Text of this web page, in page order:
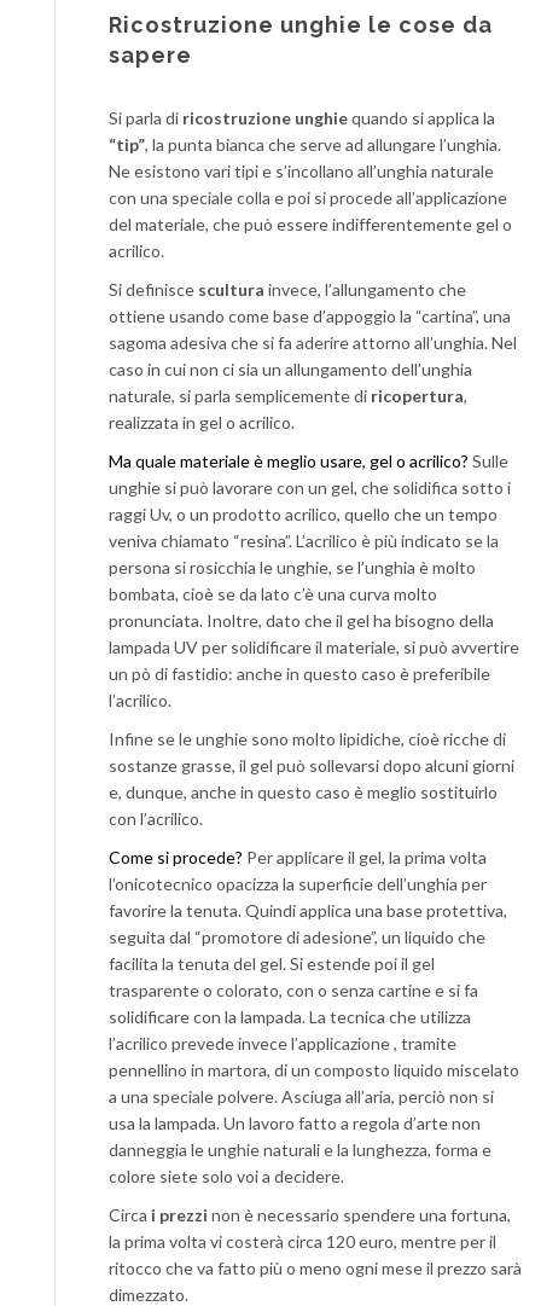
Ricostruzione unghie le cose da
sapere
Si parla di ricostruzione unghiequando si applica la
“tip”, la punta bianca che serve ad allungare l’unghia.
Ne esistono vari tipi e s’incollano all’unghia naturale
con una speciale colla e poi si procede all’applicazione
del materiale, che può essere indifferentemente gel o
acrilico.
Si definisce scultura invece, l’allungamento che
ottiene usando come base d’appoggio la “cartina”, una
sagoma adesiva che si fa aderire attorno all’unghia. Nel
caso in cui non ci sia un allungamento dell’unghia
naturale, si parla semplicemente di ricopertura,
realizzata in gel o acrilico.
Ma quale materiale è meglio usare, gel o acrilico? Sulle
unghie si può lavorare con un gel, che solidifica sotto i
raggi Uv, o un prodotto acrilico, quello che un tempo
veniva chiamato “resina”. L’acrilico è più indicato se la
persona si rosicchia le unghie, se l’unghia è molto
bombata, cioè se da lato c’è una curva molto
pronunciata. Inoltre, dato che il gel ha bisogno della
lampada UV per solidificare il materiale, si può avvertire
un pò di fastidio: anche in questo caso è preferibile
l’acrilico.
Infine se le unghie sono molto lipidiche, cioè ricche di
sostanze grasse, il gel può sollevarsi dopo alcuni giorni
e, dunque, anche in questo caso è meglio sostituirlo
con l’acrilico.
Come si procede? Per applicare il gel, la prima volta
l’onicotecnico opacizza la superficie dell’unghia per
favorire la tenuta. Quindi applica una base protettiva,
seguita dal “promotore di adesione”, un liquido che
facilita la tenuta del gel. Si estende poi il gel
trasparente o colorato, con o senza cartine e si fa
solidificare con la lampada. La tecnica che utilizza
l’acrilico prevede invece l’applicazione , tramite
pennellino in martora, di un composto liquido miscelato
a una speciale polvere. Asciuga all’aria, perciò non si
usa la lampada. Un lavoro fatto a regola d’arte non
danneggia le unghie naturali e la lunghezza, forma e
colore siete solo voi a decidere.
Circa i prezzi non è necessario spendere una fortuna,
la prima volta vi costerà circa 120 euro, mentre per il
ritocco che va fatto più o meno ogni mese il prezzo sarà
dimezzato.